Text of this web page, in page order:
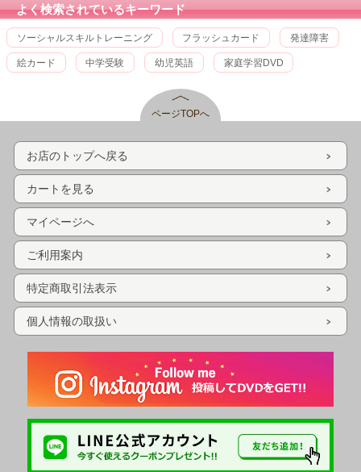
よく検索されているキーワード
ソーシャルスキルトレーニング フラッシュカード 発達障害
絵カード 中学受験 幼児英語 家庭学習DVD
ページTOPへ
お店のトップへ戻る
カートを見る
マイページへ
ご利用案内
特定商取引法表示
個人情報の取扱い